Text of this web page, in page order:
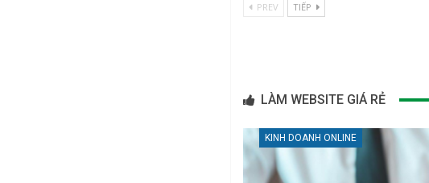
PREV TIẾP
LÀM WEBSITE GIÁ RẺ
KINH DOANH ONLINE